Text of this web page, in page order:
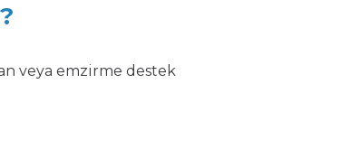
veya emzirme destek